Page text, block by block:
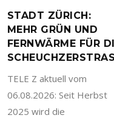
STADT ZÜRICH:
MEHR GRÜN UND
FERNWÄRME FÜR
TELE Z aktuell vom
06.08.2026: Seit Herbst
2025 wird die